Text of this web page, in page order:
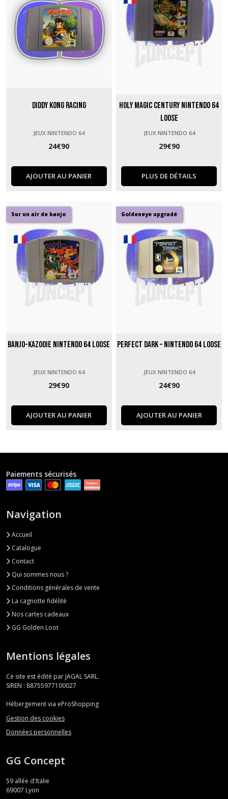
Diddy Kong Racing
JEUX NINTENDO 64
24€90
AJOUTER AU PANIER
Holy Magic Century Nintendo 64
loose
JEUX NINTENDO 64
29€90
PLUS DE DÉTAILS
Sur un air de banjo
Banjo-Kazooie Nintendo 64 loose
JEUX NINTENDO 64
29€90
AJOUTER AU PANIER
Goldeneye upgradé
Perfect Dark – Nintendo 64 loose
JEUX NINTENDO 64
24€90
AJOUTER AU PANIER
Paiements sécurisés
Navigation
Accueil
Catalogue
Contact
Qui sommes nous ?
Conditions générales de vente
La cagnotte fidélité
Nos cartes cadeaux
GG Golden Loot
Mentions légales
Ce site est édité par JAGAL SARL.
SIREN : 88755977100027
Hébergement via eProShopping
Gestion des cookies
Données personnelles
GG Concept
59 allée d'Italie
69007 Lyon